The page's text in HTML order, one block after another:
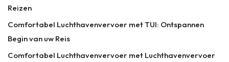
Reizen
Comfortabel Luchthavenvervoer met TUI: Ontspannen
Begin van uw Reis
Comfortabel Luchthavenvervoer met Luchthavenvervoer